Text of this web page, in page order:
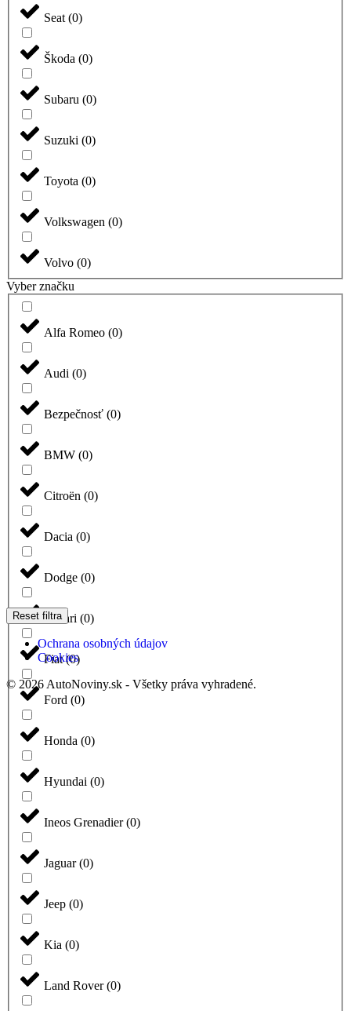
Seat (0)
Škoda (0)
Subaru (0)
Suzuki (0)
Toyota (0)
Volkswagen (0)
Volvo (0)
Vyber značku
Alfa Romeo (0)
Audi (0)
Bezpečnosť (0)
BMW (0)
Citroën (0)
Dacia (0)
Dodge (0)
Ferrari (0)
Fiat(0)
Ford (0)
Honda (0)
Hyundai (0)
Ineos Grenadier(0)
Jaguar(0)
Jeep (0)
Kia (0)
Land Rover(0)
Reset filtra
Ochrana osobných údajov
Cookies
© 2026 AutoNoviny.sk - Všetky práva vyhradené.